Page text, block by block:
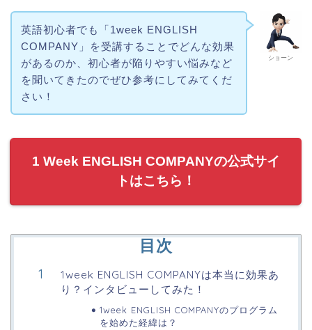
ショーン
英語初心者でも「1week ENGLISH
COMPANY」を受講することでどんな効果
があるのか、初心者が陥りやすい悩みなど
を聞いてきたのでぜひ参考にしてみてくだ
さい！
1 Week ENGLISH COMPANYの公式サイ
トはこちら！
目次
1week ENGLISH COMPANYは本当に効果あ
り？インタビューしてみた！
1week ENGLISH COMPANYのプログラム
を始めた経緯は？